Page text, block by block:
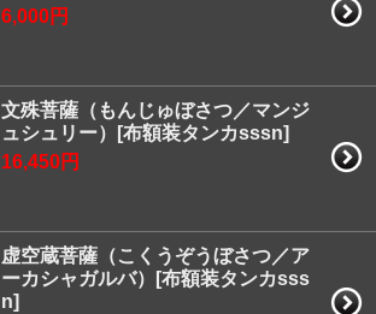
6,000円
文殊菩薩（もんじゅぼさつ／マンジ
ュシュリー）[布額装タンカsssn]
16,450円
虚空蔵菩薩（こくうぞうぼさつ／ア
ーカシャガルバ）[布額装タンカsss
n]